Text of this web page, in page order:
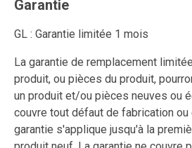
Garantie
GL : Garantie limitée 1 mois
La garantie de remplacement
produit, ou pièces du produit,
un produit et/ou pièces neuves ou
couvre tout défaut de fabrication ou
garantie s'applique jusqu'à la